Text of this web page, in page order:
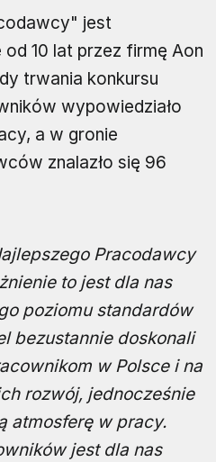
jest
10 lat przez firmę Aon
trwania konkursu
wypowiedziało
a w gronie
znalazło się 96
Pracodawcy
to jest dla nas
poziomu standardów
bezustannie doskonali
w Polsce i na
rozwój, jednocześnie
atmosferę w pracy.
jest dla nas